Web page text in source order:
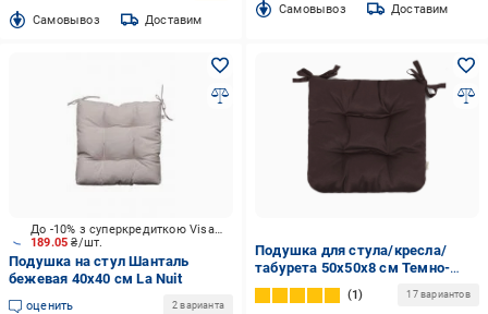
Cамовывоз Доставим
Cамовывоз Доставим
189.05₴/шт.
До -10% з суперкредиткою Visa Вигода
Подушка на стул Шанталь
бежевая 40х40 см La Nuit
оценить 2 варианта
Подушка для стула/кресла/
табурета 50х50х8 см Темно-
коричневый (2092169328)
1 17 вариантов